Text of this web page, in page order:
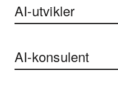
AI-utvikler
AI-konsulent